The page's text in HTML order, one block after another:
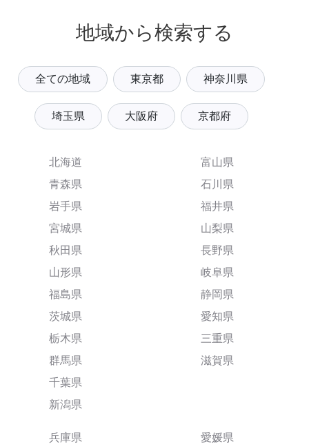
地域から検索する
全ての地域 東京都 神奈川県
埼玉県 大阪府 京都府
北海道
青森県
岩手県
宮城県
秋田県
山形県
福島県
茨城県
栃木県
群馬県
千葉県
新潟県
富山県
石川県
福井県
山梨県
長野県
岐阜県
静岡県
愛知県
三重県
滋賀県
兵庫県
愛媛県